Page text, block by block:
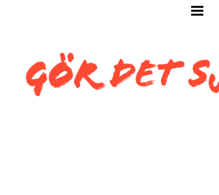
KAKLA SJÄLV
KAKLA TOALETT